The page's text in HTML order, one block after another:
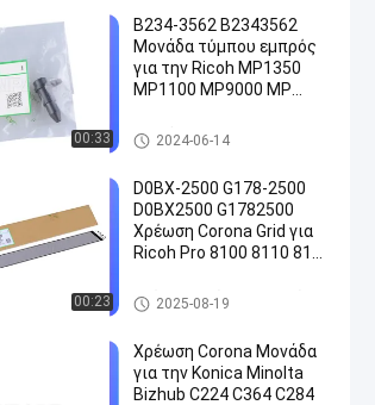
00:33
Β234-3562 Β2343562
Μονάδα τύμπου εμπρός
για την Ricoh MP1350
MP1100 MP9000 MP
HONGTAIPART
Πυκνός2024-06-14
00:23
D0BX-2500 G178-2500
D0BX2500 G1782500
Χρέωση Corona Grid για
Ricoh Pro 8100 8110 8120
8310 8320 C720
Πλέγμα κορώνας δαπανών
2025-08-19
Χρέωση Corona Μονάδα
για την Konica Minolta
Bizhub C224 C364 C284